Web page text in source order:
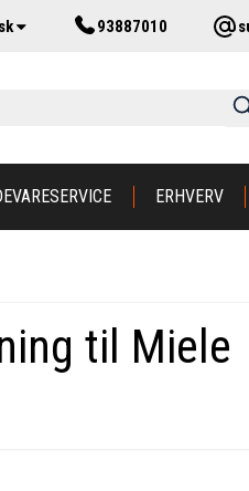
93887010
ERHVERV
til Miele